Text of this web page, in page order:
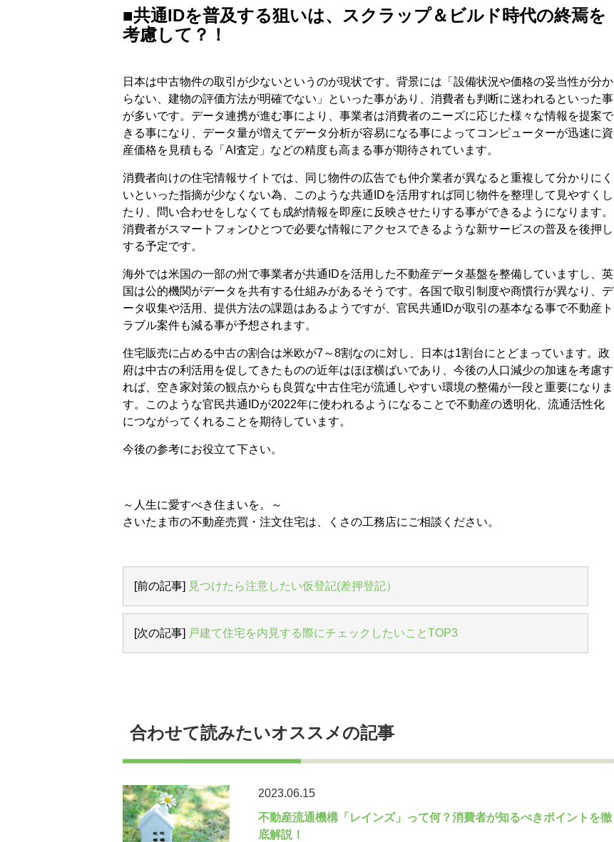
■共通IDを普及する狙いは、スクラップ＆ビルド時代の終焉を
考慮して？！
日本は中古物件の取引が少ないというのが現状です。背景には「設備状況や価格の妥当性が分か
らない、建物の評価方法が明確でない」といった事があり、消費者も判断に迷われるといった事
が多いです。データ連携が進む事により、事業者は消費者のニーズに応じた様々な情報を提案で
きる事になり、データ量が増えてデータ分析が容易になる事によってコンピューターが迅速に資
産価格を見積もる「AI査定」などの精度も高まる事が期待されています。
消費者向けの住宅情報サイトでは、同じ物件の広告でも仲介業者が異なると重複して分かりにく
いといった指摘が少なくない為、このような共通IDを活用すれば同じ物件を整理して見やすくし
たり、問い合わせをしなくても成約情報を即座に反映させたりする事ができるようになります。
消費者がスマートフォンひとつで必要な情報にアクセスできるような新サービスの普及を後押し
する予定です。
海外では米国の一部の州で事業者が共通IDを活用した不動産データ基盤を整備していますし、英
国は公的機関がデータを共有する仕組みがあるそうです。各国で取引制度や商慣行が異なり、デ
ータ収集や活用、提供方法の課題はあるようですが、官民共通IDが取引の基本なる事で不動産ト
ラブル案件も減る事が予想されます。
住宅販売に占める中古の割合は米欧が7～8割なのに対し、日本は1割台にとどまっています。政
府は中古の利活用を促してきたものの近年はほぼ横ばいであり、今後の人口減少の加速を考慮す
れば、空き家対策の観点からも良質な中古住宅が流通しやすい環境の整備が一段と重要になりま
す。このような官民共通IDが2022年に使われるようになることで不動産の透明化、流通活性化
につながってくれることを期待しています。
今後の参考にお役立て下さい。
～人生に愛すべき住まいを。～
さいたま市の不動産売買・注文住宅は、くさの工務店にご相談ください。
[前の記事] 見つけたら注意したい仮登記(差押登記）
[次の記事] 戸建て住宅を内見する際にチェックしたいことTOP3
合わせて読みたいオススメの記事
2023.06.15
不動産流通機構「レインズ」って何？消費者が知るべきポイントを徹
底解説！